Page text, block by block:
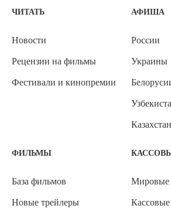
ЧИТАТЬ
Новости
Рецензии на фильмы
Фестивали и кинопремии
АФИША
России
Украины
ФИЛЬМЫ
База фильмов
Новые трейлеры
Мировые